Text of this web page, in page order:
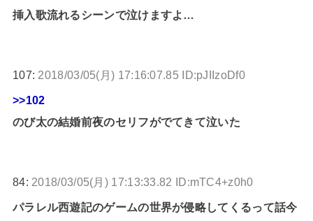
挿入歌流れるシーンで泣けますよ…
107: 2018/03/05(月) 17:16:07.85 ID:pJIIzoDf0
>>102
のび太の結婚前夜のセリフがでてきて泣いた
84: 2018/03/05(月) 17:13:33.82 ID:mTC4+z0h0
パラレル西遊記のゲームの世界が侵略してくるって話今